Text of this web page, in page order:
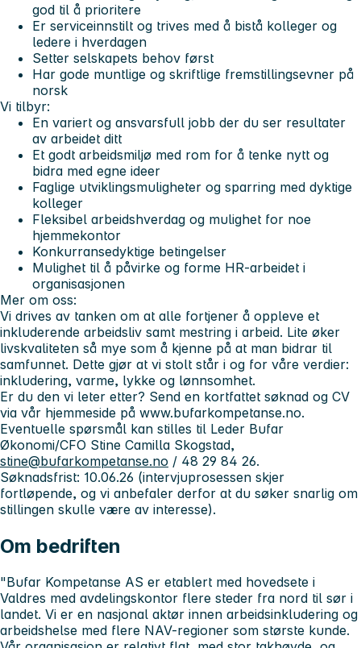
god til å prioritere
Er serviceinnstilt og trives med å bistå kolleger og
ledere i hverdagen
Setter selskapets behov først
Har gode muntlige og skriftlige fremstillingsevner på
norsk
Vi tilbyr:
En variert og ansvarsfull jobb der du ser resultater
av arbeidet ditt
Et godt arbeidsmiljø med rom for å tenke nytt og
bidra med egne ideer
Faglige utviklingsmuligheter og sparring med dyktige
kolleger
Fleksibel arbeidshverdag og mulighet for noe
hjemmekontor
Konkurransedyktige betingelser
Mulighet til å påvirke og forme HR-arbeidet i
organisasjonen
Mer om oss:
Vi drives av tanken om at alle fortjener å oppleve et
inkluderende arbeidsliv samt mestring i arbeid. Lite øker
livskvaliteten så mye som å kjenne på at man bidrar til
samfunnet. Dette gjør at vi stolt står i og for våre verdier:
inkludering, varme, lykke og lønnsomhet.
Er du den vi leter etter? Send en kortfattet søknad og CV
via vår hjemmeside på www.bufarkompetanse.no.
Eventuelle spørsmål kan stilles til Leder Bufar
Økonomi/CFO Stine Camilla Skogstad,
stine@bufarkompetanse.no / 48 29 84 26.
Søknadsfrist: 10.06.26 (intervjuprosessen skjer
fortløpende, og vi anbefaler derfor at du søker snarlig om
stillingen skulle være av interesse).
Om bedriften
"Bufar Kompetanse AS er etablert med hovedsete i
Valdres med avdelingskontor flere steder fra nord til sør i
landet. Vi er en nasjonal aktør innen arbeidsinkludering og
arbeidshelse med flere NAV-regioner som største kunde.